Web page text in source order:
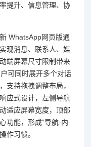
提升、信息管理、协
WhatsApp网页版通
现消息、联系人、媒
端屏幕尺寸限制带来
可同时展开多个对话
支持拖拽调整布局，
应式设计，左侧导航
适应屏幕宽度，顶部
功能，形成“导航-内
作习惯。